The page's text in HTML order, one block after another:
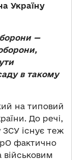
Україну
—
в такому
на типовий
До речі,
ЗСУ існує теж
фактично
військовим